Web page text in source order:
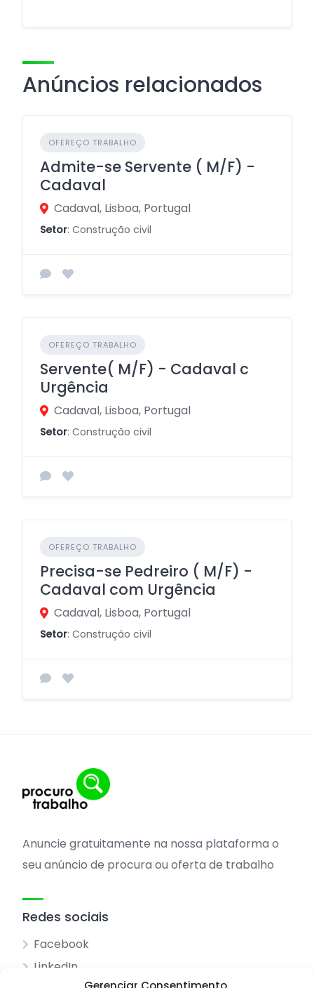
Anúncios relacionados
OFEREÇO TRABALHO
Admite-se Servente ( M/F) -
Cadaval
Cadaval, Lisboa, Portugal
Setor: Construção civil
OFEREÇO TRABALHO
Servente( M/F) - Cadaval c
Urgência
Cadaval, Lisboa, Portugal
Setor: Construção civil
OFEREÇO TRABALHO
Precisa-se Pedreiro ( M/F) -
Cadaval com Urgência
Cadaval, Lisboa, Portugal
Setor: Construção civil
Anuncie gratuitamente na nossa plataforma o
seu anúncio de procura ou oferta de trabalho
Redes sociais
Facebook
LinkedIn